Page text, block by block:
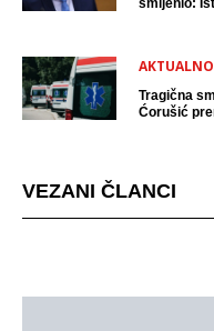
smijenio:
AKTUALNO
Tragična
Ćorušić
VEZANI ČLANCI